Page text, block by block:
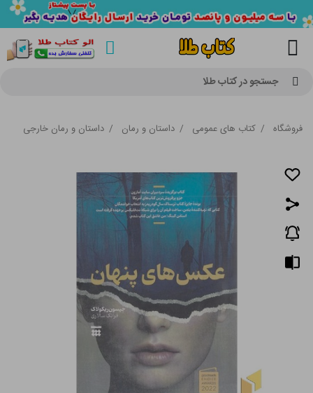
جستجو در کتاب طلا
فروشگاه / کتاب های عمومی / داستان و رمان / داستان و رمان خارجی